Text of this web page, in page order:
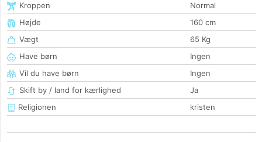
Kroppen
Normal
Højde
160 cm
Vægt
65 Kg
Have børn
Ingen
Vil du have børn
Ingen
Skift by / land for kærlighed
Ja
Religionen
kristen